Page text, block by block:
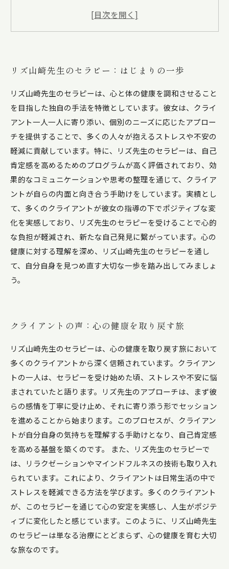
ポジティブな変化：リズ先生の成功事例
リズ山崎先生のセラピー：はじまりの一歩
リズ山崎先生のセラピーは、心と体の健康を調和させること
を目指した独自の手法を特徴としています。彼女は、クライ
アント一人一人に寄り添い、個別のニーズに応じたアプロー
チを提供することで、多くの人々が抱えるストレスや不安の
軽減に貢献しています。特に、リズ先生のセラピーは、自己
肯定感を高めるためのプログラムが高く評価されており、効
果的なコミュニケーションや思考の整理を通じて、クライア
ントが自らの内面と向き合う手助けをしています。実績とし
て、多くのクライアントが彼女の指導の下でポジティブな変
化を実感しており、リズ先生のセラピーを受けることで心的
な負担が軽減され、新たな自己発見に繋がっています。心の
健康に対する理解を深め、リズ山崎先生のセラピーを通し
て、自分自身を見つめ直す大切な一歩を踏み出してみましょ
う。
クライアントの声：心の健康を取り戻す旅
リズ山崎先生のセラピーは、心の健康を取り戻す旅において
多くのクライアントから深く信頼されています。クライアン
トの一人は、セラピーを受け始めた頃、ストレスや不安に悩
まされていたと語ります。リズ先生のアプローチは、まず彼
らの感情を丁寧に受け止め、それに寄り添う形でセッション
を進めることから始まります。このプロセスが、クライアン
トが自分自身の気持ちを理解する手助けとなり、自己肯定感
を高める基盤を築くのです。 また、リズ先生のセラピーで
は、リラクゼーションやマインドフルネスの技術も取り入れ
られています。これにより、クライアントは日常生活の中で
ストレスを軽減できる方法を学びます。多くのクライアント
が、このセラピーを通じて心の安定を実感し、人生がポジテ
ィブに変化したと感じています。このように、リズ山崎先生
のセラピーは単なる治療にとどまらず、心の健康を育む大切
な旅なのです。